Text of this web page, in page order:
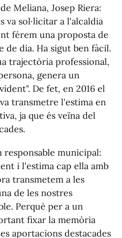
Meliana, Josep Riera:
va sol·licitar a l'alcaldia
férem una proposta de
de dia. Ha sigut ben fàcil.
trajectòria professional,
genera un
De fet, en 2016 el
transmetre l'estima en
ja que és veïna del
municipal:
i l'estima cap ella amb
transmetem a les
de les nostres
Perquè per a un
fixar la memòria
aportacions destacades